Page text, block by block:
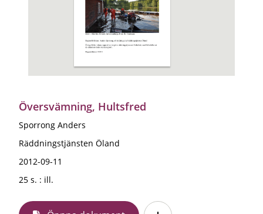
Översvämning, Hultsfred
Sporrong Anders
Räddningstjänsten Öland
2012-09-11
25 s. : ill.